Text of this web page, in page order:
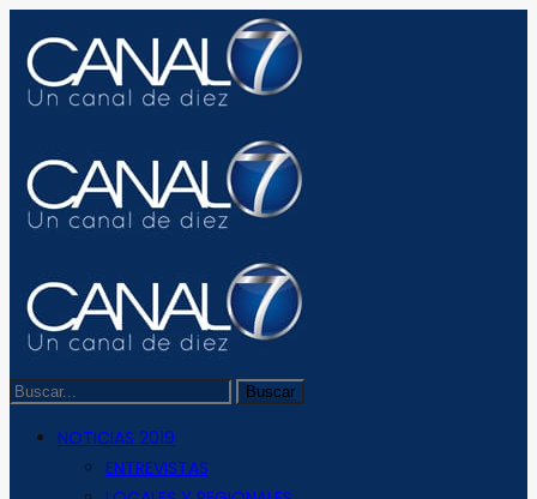
NOTICIAS 2019
ENTREVISTAS